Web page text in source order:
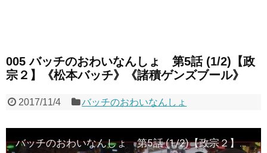
005 バッチのおわいなんしょ 第5話 (1/2)【政
宗２】《松本バッチ》《諸積ゲンズブール》
2017/11/4 バッチのおわいなんしょ
バッチのおわいなんしょ 第5話 (1/2)【政宗２】《松本バッチ》《諸積ゲンズブール》[ジャンバリ.TV][パチスロ][スロット]